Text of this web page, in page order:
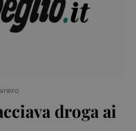
droga ai